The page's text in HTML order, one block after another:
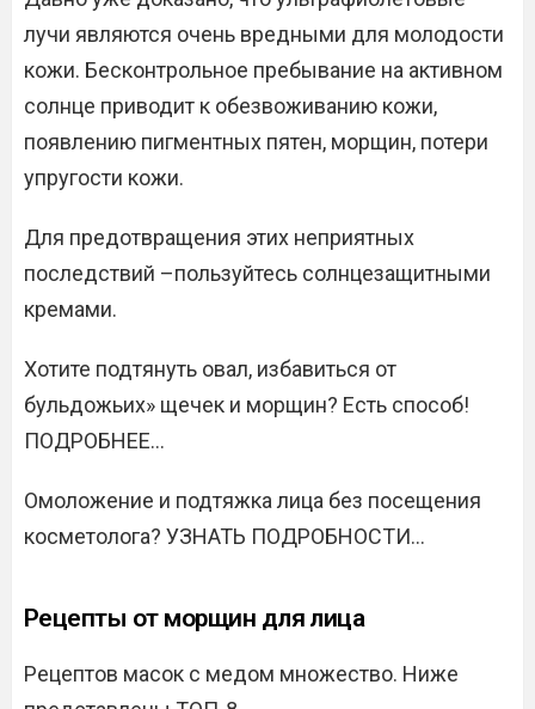
лучи являются очень вредными для молодости
кожи. Бесконтрольное пребывание на активном
солнце приводит к обезвоживанию кожи,
появлению пигментных пятен, морщин, потери
упругости кожи.
Для предотвращения этих неприятных
последствий –пользуйтесь солнцезащитными
кремами.
Хотите подтянуть овал, избавиться от
бульдожьих» щечек и морщин? Есть способ!
ПОДРОБНЕЕ…
Омоложение и подтяжка лица без посещения
косметолога? УЗНАТЬ ПОДРОБНОСТИ…
Рецепты от морщин для лица
Рецептов масок с медом множество. Ниже